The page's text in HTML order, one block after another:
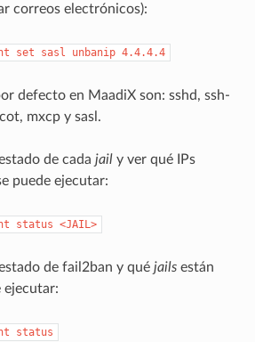
correos electrónicos):
set sasl unbanip 4.4.4.4
defecto en MaadiX son: sshd, ssh-
mxcp y sasl.
de cada jaily ver qué IPs
puede ejecutar:
status <JAIL>
de fail2ban y qué jailsestán
ejecutar:
status